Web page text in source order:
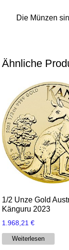
Die Münzen
Ähnliche
1/2 Unze Gold
Känguru 2023
1.968,21€
Weiterlesen